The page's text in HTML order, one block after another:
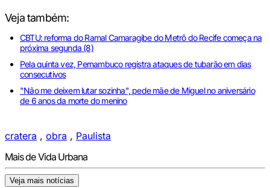
Veja também:
CBTU: reforma do Ramal Camaragibe do Metrô do Recife começa na
próxima segunda (8)
Pela quinta vez, Pernambuco registra ataques de tubarão em dias
consecutivos
"Não me deixem lutar sozinha", pede mãe de Miguel no aniversário
de 6 anos da morte do menino
cratera , obra , Paulista
Mais de Vida Urbana
Veja mais notícias